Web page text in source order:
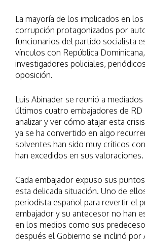
La mayoría de los implicados en
corrupción protagonizados por
funcionarios del partido socialista
vínculos con República
investigadores policiales,
oposición.
Luis Abinader se reunió a
últimos cuatro embajadores de RD
analizar y ver cómo atajar esta
ya se ha convertido en algo
solventes han sido muy críticos
han excedidos en sus valoraciones.
Cada embajador expuso sus
esta delicada situación. Uno de
periodista español para revertir el
embajador y su antecesor no han
en los medios como sus
después el Gobierno se inclinó por